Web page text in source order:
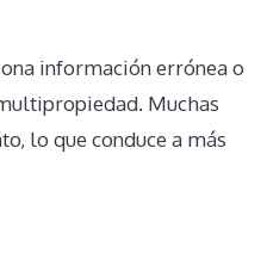
información errónea o
Muchas
lo que conduce a más